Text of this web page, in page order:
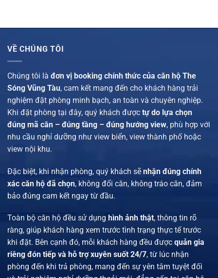
VỀ CHÚNG TÔI
Chúng tôi là đơn vị booking chính thức của căn hộ The
Sóng Vũng Tàu, cam kết mang đến cho khách hàng trải
nghiệm đặt phòng minh bạch, an toàn và chuyên nghiệp.
Khi đặt phòng tại đây, quý khách được tự do lựa chọn
đúng mã căn – đúng tầng – đúng hướng view, phù hợp với
nhu cầu nghỉ dưỡng như view biển, view thành phố hoặc
view nội khu.
Đặc biệt, khi nhận phòng, quý khách sẽ nhận đúng chính
xác căn hộ đã chọn, không đổi căn, không tráo căn, đảm
bảo đúng cam kết ngay từ đầu.
Toàn bộ căn hộ đều sử dụng hình ảnh thật, thông tin rõ
ràng, giúp khách hàng xem trước tình trạng thực tế trước
khi đặt. Bên cạnh đó, mỗi khách hàng đều được quản gia
riêng đón tiếp và hỗ trợ xuyên suốt 24/7, từ lúc nhận
phòng đến khi trả phòng, mang đến sự yên tâm tuyệt đối